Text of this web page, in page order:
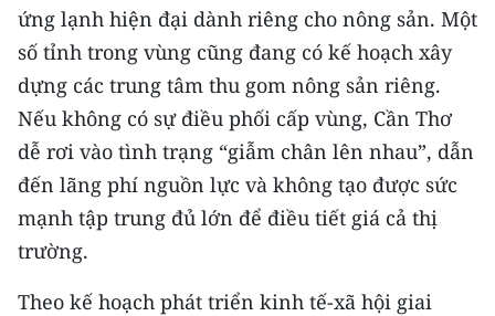
ứng lạnh hiện đại dành riêng cho nông sản. Một
số tỉnh trong vùng cũng đang có kế hoạch xây
dựng các trung tâm thu gom nông sản riêng.
Nếu không có sự điều phối cấp vùng, Cần Thơ
dễ rơi vào tình trạng “giẫm chân lên nhau”, dẫn
đến lãng phí nguồn lực và không tạo được sức
mạnh tập trung đủ lớn để điều tiết giá cả thị
trường.
Theo kế hoạch phát triển kinh tế-xã hội giai